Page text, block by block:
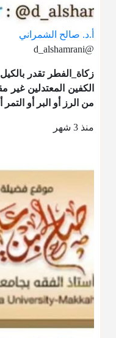
أ.د. صالح الشمراني
@d_alshamrani
زكاة_الفطر تقدر
الكفين المعتدلين
من الرز أو البر أو التمر
منذ 3 شهر